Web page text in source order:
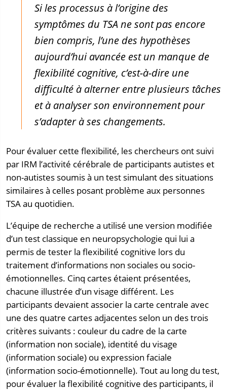
Si les processus à l’origine des
symptômes du TSA ne sont pas encore
bien compris, l’une des hypothèses
aujourd’hui avancée est un manque de
flexibilité cognitive, c’est-à-dire une
difficulté à alterner entre plusieurs tâches
et à analyser son environnement pour
s’adapter à ses changements.
Pour évaluer cette flexibilité, les chercheurs ont suivi
par IRM l’activité cérébrale de participants autistes et
non-autistes soumis à un test simulant des situations
similaires à celles posant problème aux personnes
TSA au quotidien.
L’équipe de recherche a utilisé une version modifiée
d’un test classique en neuropsychologie qui lui a
permis de tester la flexibilité cognitive lors du
traitement d’informations non sociales ou socio-
émotionnelles. Cinq cartes étaient présentées,
chacune illustrée d’un visage différent. Les
participants devaient associer la carte centrale avec
une des quatre cartes adjacentes selon un des trois
critères suivants : couleur du cadre de la carte
(information non sociale), identité du visage
(information sociale) ou expression faciale
(information socio-émotionnelle). Tout au long du test,
pour évaluer la flexibilité cognitive des participants, il